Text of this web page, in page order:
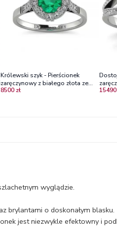
Królewski szyk - Pierścionek
zaręczynowy z białego złota ze
szmaragdem i brylantami
8500 zł 15490
wyglądzie.
brylantami o doskonałym blasku.
jest niezwykle efektowny i